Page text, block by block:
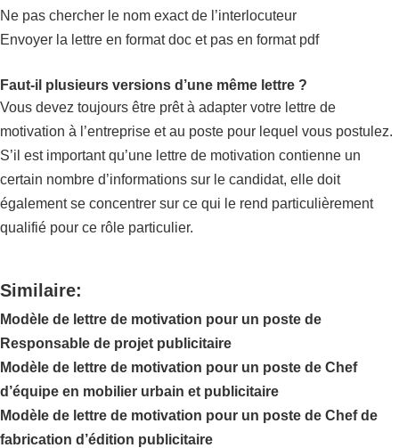
Ne pas chercher le nom exact de l’interlocuteur
Envoyer la lettre en format doc et pas en format pdf
Faut-il plusieurs versions d’une même lettre ?
Vous devez toujours être prêt à adapter votre lettre de
motivation à l’entreprise et au poste pour lequel vous postulez.
S’il est important qu’une lettre de motivation contienne un
certain nombre d’informations sur le candidat, elle doit
également se concentrer sur ce qui le rend particulièrement
qualifié pour ce rôle particulier.
Similaire:
Modèle de lettre de motivation pour un poste de
Responsable de projet publicitaire
Modèle de lettre de motivation pour un poste de Chef
d’équipe en mobilier urbain et publicitaire
Modèle de lettre de motivation pour un poste de Chef de
fabrication d’édition publicitaire